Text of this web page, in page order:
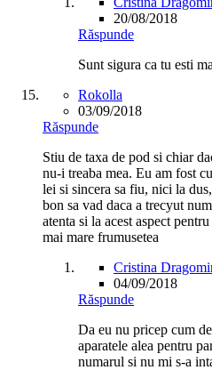
20/08/2018
Răspunde
Sunt sigura ca tu esti
Rokolla
03/09/2018
Răspunde
Stiu de taxa de pod si chiar
nu-i treaba mea. Eu am fost
lei si sincera sa fiu, nici la
bon sa vad daca a trecyut
atenta si la acest aspect
mai mare frumusetea
Cristina
04/09/2018
Răspunde
Da eu nu pricep cum
aparatele alea pentru
numarul si nu mi s-a